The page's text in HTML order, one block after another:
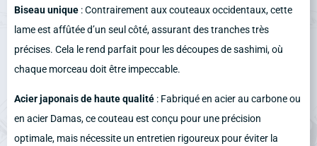
Biseau unique : Contrairement aux couteaux occidentaux, cette
lame est affûtée d’un seul côté, assurant des tranches très
précises. Cela le rend parfait pour les découpes de sashimi, où
chaque morceau doit être impeccable.
Acier japonais de haute qualité : Fabriqué en acier au carbone ou
en acier Damas, ce couteau est conçu pour une précision
optimale, mais nécessite un entretien rigoureux pour éviter la